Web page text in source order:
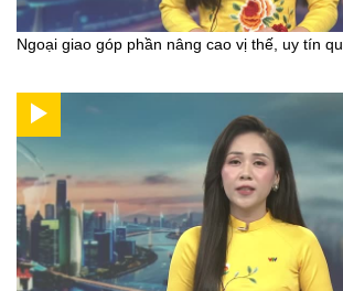
Ngoại giao góp phần nâng cao vị thế, uy tín